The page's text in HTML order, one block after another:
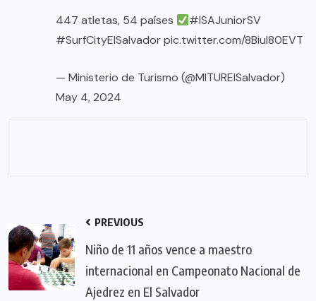
447 atletas, 54 países
#ISAJuniorSV
#SurfCityElSalvadorpic.twitter.com/8Biul80EVT
— Ministerio de Turismo (@MITURElSalvador)
May 4, 2024
PREVIOUS
Niño de 11 años vence a maestro
internacional en Campeonato Nacional de
Ajedrez en El Salvador